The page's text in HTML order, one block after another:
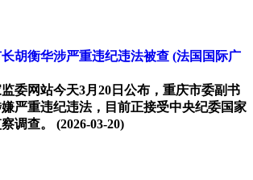
胡衡华涉严重违纪违法被查 (法国国际广
委网站今天3月20日公布，重庆市委副书
严重违纪违法，目前正接受中央纪委国家
调查。 (2026-03-20)